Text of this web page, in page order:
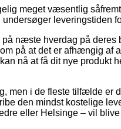
meget væsentlig
leveringstiden
næste hverdag på deres
på at det er afhængig af
nå at få dit nye produkt
men i de fleste tilfælde er
den mindst kostelige
eller Helsinge – vil